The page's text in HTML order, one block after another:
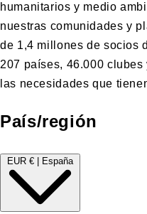
humanitarios y medio
nuestras comunidades y
de 1,4 millones de socios
207 países, 46.000
las necesidades que
País/región
EUR € | España